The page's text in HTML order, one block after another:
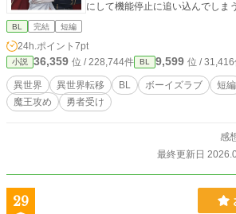
にして機能停止に追い込んでしま
BL 完結 短編
24h.ポイント 7pt
小説 36,359 位 / 228,744件 BL 9,599 位 /
異世界 異世界転移 BL ボーイズラブ 短編
魔王攻め
勇者受け
感
最終更新日
29